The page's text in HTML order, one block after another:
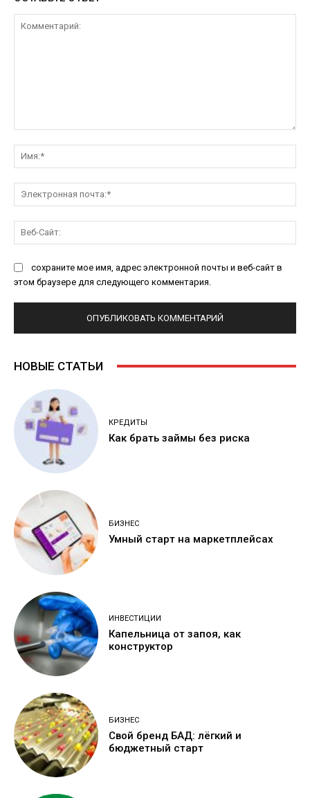
сохраните мое имя, адрес электронной почты и веб-сайт в
этом браузере для следующего комментария.
НОВЫЕ СТАТЬИ
КРЕДИТЫ
Как брать займы без риска
БИЗНЕС
Умный старт на маркетплейсах
ИНВЕСТИЦИИ
Капельница от запоя, как
конструктор
БИЗНЕС
Свой бренд БАД: лёгкий и
бюджетный старт